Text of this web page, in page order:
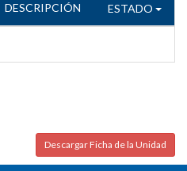
DESCRIPCIÓN ESTADO
Descargar Ficha de la Unidad